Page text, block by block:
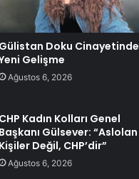
Gülistan Doku Cinayetinde
Gelişme
Ağustos 6, 2026
CHP Kadın Kolları Genel
Başkanı Gülsever: “Aslolan
Kişiler Değil, CHP’dir”
Ağustos 6, 2026